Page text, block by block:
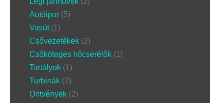
Autóipar 5
Vasút 1
Csővezetékek 2
Csőköteges hőcserélők 1
Tartályok 1
Turbinák 2
Öntvények 2